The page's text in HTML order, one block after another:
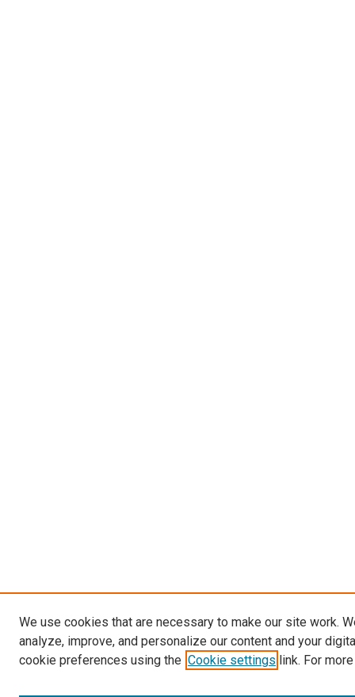
We use cookies that are necessary to make our site work.
analyze, improve, and personalize our content and your
cookie preferences using the Cookie settings link. For